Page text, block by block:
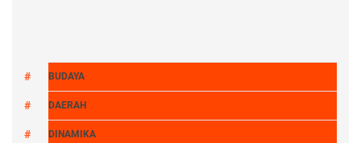
BUDAYA
DAERAH
DINAMIKA